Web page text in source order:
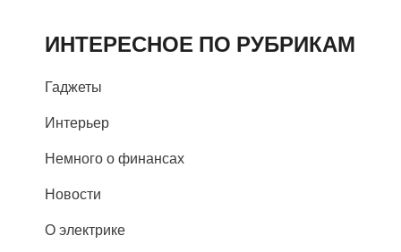
ИНТЕРЕСНОЕ ПО РУБРИКАМ
Гаджеты
Интерьер
Немного о финансах
Новости
О электрике